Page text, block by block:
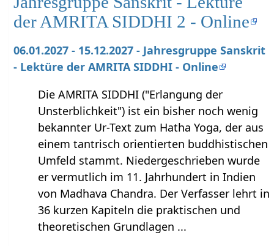
der AMRITA SIDDHI 2 - Online
06.01.2027 - 15.12.2027 - Jahresgruppe Sanskrit
- Lektüre der AMRITA SIDDHI - Online
Die AMRITA SIDDHI ("Erlangung der
Unsterblichkeit") ist ein bisher noch wenig
bekannter Ur-Text zum Hatha Yoga, der aus
einem tantrisch orientierten buddhistischen
Umfeld stammt. Niedergeschrieben wurde
er vermutlich im 11. Jahrhundert in Indien
von Madhava Chandra. Der Verfasser lehrt in
36 kurzen Kapiteln die praktischen und
theoretischen Grundlagen ...